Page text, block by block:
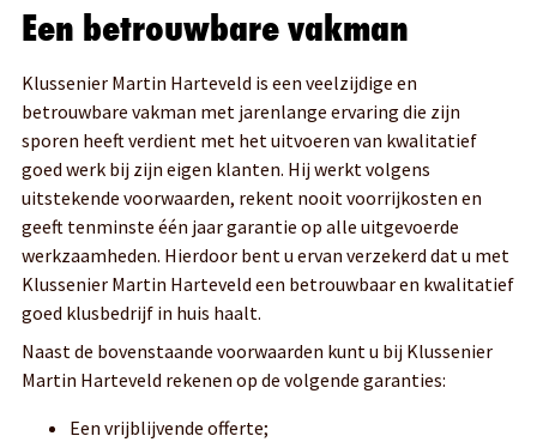
Een betrouwbare vakman
Klussenier Martin Harteveld is een veelzijdige en
betrouwbare vakman met jarenlange ervaring die zijn
sporen heeft verdient met het uitvoeren van kwalitatief
goed werk bij zijn eigen klanten. Hij werkt volgens
uitstekende voorwaarden, rekent nooit voorrijkosten en
geeft tenminste één jaar garantie op alle uitgevoerde
werkzaamheden. Hierdoor bent u ervan verzekerd dat u met
Klussenier Martin Harteveld een betrouwbaar en kwalitatief
goed klusbedrijf in huis haalt.
Naast de bovenstaande voorwaarden kunt u bij Klussenier
Martin Harteveld rekenen op de volgende garanties:
Een vrijblijvende offerte;